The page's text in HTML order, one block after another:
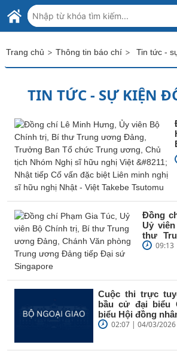
Skip to Main Content
BỘ NGOẠI GIAO VIỆT NAM
MINISTRY OF FOREIGN AFFAIRS
Trang chủ > Thông tin báo chí > Tin tức -
TIN TỨC - SỰ KIỆN
Đồng
Uỷ
thư
Chánh
09:13
Cuộc thi trực
bầu cử đại biểu
biểu Hội đồng
02:07 | 04/03/2026